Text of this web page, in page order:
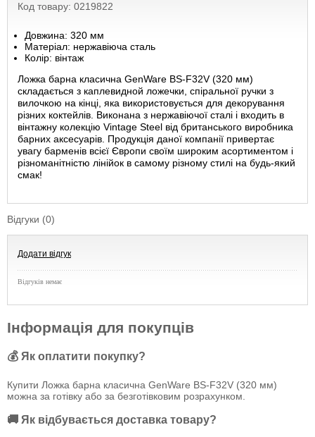
Код товару: 0219822
Довжина: 320 мм
Матеріал: нержавіюча сталь
Колір: вінтаж
Ложка барна класична GenWare BS-F32V (320 мм)
складається з каплевидной ложечки, спіральної ручки з
вилочкою на кінці, яка використовується для декорування
різних коктейлів. Виконана з нержавіючої сталі і входить в
вінтажну колекцію Vintage Steel від британського виробника
барних аксесуарів. Продукція даної компанії привертає
увагу барменів всієї Європи своїм широким асортиментом і
різноманітністю лінійок в самому різному стилі на будь-який
смак!
Відгуки (0)
Додати відгук
Відгуків немає
Інформація для покупців
💰 Як оплатити покупку?
Купити Ложка барна класична GenWare BS-F32V (320 мм)
можна за готівку або за безготівковим розрахунком.
🚚 Як відбувається доставка товару?